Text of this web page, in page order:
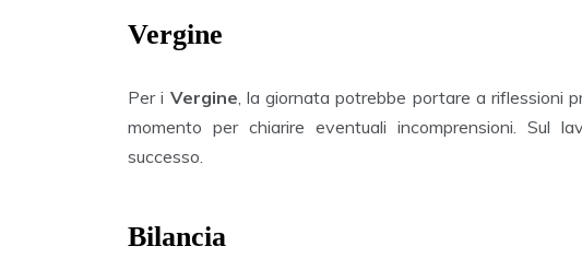
Vergine
Per i Vergine, la giornata potrebbe portare a riflessioni
momento per chiarire eventuali incomprensioni. Sul
successo.
Bilancia